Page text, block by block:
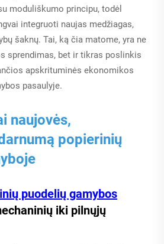
moduliškumo principu, todėl
integruoti naujas medžiagas,
šaknų. Tai, ką čia matome, yra ne
sprendimas, bet ir tikras poslinkis
apskrituminės ekonomikos
pasaulyje.
naujovės,
popierinių
puodelių gamybos
iki pilnųjų